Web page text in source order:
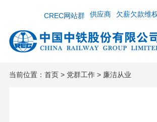
欠薪欠款维
供应商
CREC网站群
当前位置： 首页> 党群工作> 廉洁从业